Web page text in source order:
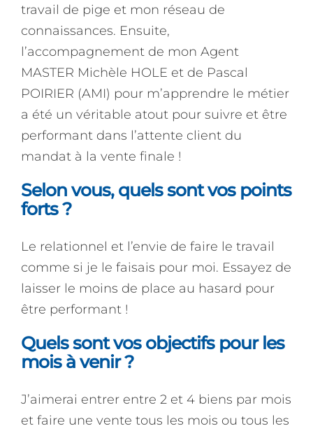
travail de pige et mon réseau de
connaissances. Ensuite,
l’accompagnement de mon Agent
MASTER Michèle HOLE et de Pascal
POIRIER (AMI) pour m’apprendre le métier
a été un véritable atout pour suivre et être
performant dans l’attente client du
mandat à la vente finale !
Selon vous, quels sont vos points
forts ?
Le relationnel et l’envie de faire le travail
comme si je le faisais pour moi. Essayez de
laisser le moins de place au hasard pour
être performant !
Quels sont vos objectifs pour les
mois à venir ?
J’aimerai entrer entre 2 et 4 biens par mois
et faire une vente tous les mois ou tous les